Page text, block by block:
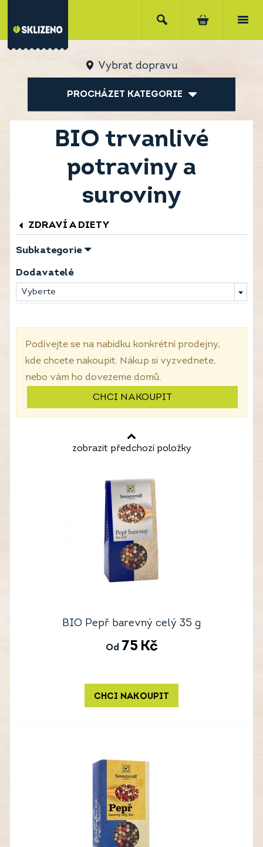
Vybrat dopravu
PROCHÁZET KATEGORIE
BIO trvanlivé
potraviny a
suroviny
ZDRAVÍ A DIETY
Subkategorie
Dodavatelé
Vyberte
Podívejte se na nabídku konkrétní prodejny,
kde chcete nakoupit. Nákup si vyzvednete,
nebo vám ho dovezeme domů.
CHCI NAKOUPIT
zobrazit předchozí položky
BIO Pepř barevný celý 35 g
Od 75 Kč
CHCI NAKOUPIT